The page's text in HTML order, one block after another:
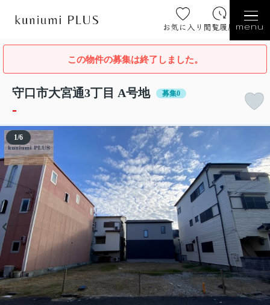
お気に入り 閲覧履歴 menu
この物件の募集は終了しました。
守口市大宮通3丁目 A号地 募集0
-
1/6